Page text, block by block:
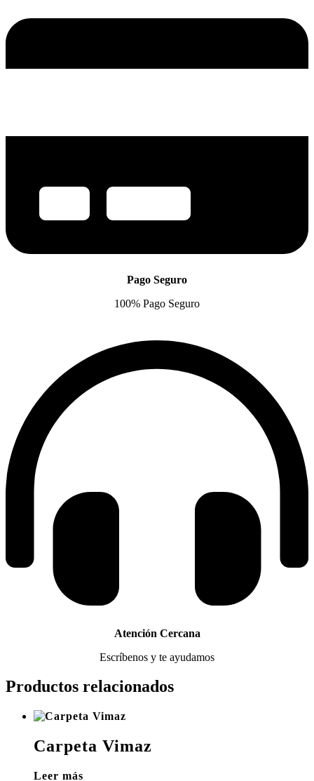
Pago Seguro
100% Pago Seguro
Atención Cercana
Escríbenos y te ayudamos
Productos relacionados
Carpeta Vimaz
Leer más